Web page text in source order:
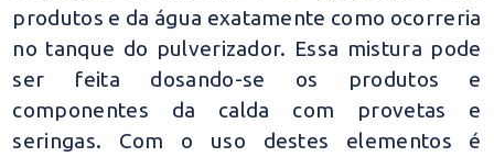
produtos e da água exatamente como ocorreria
no tanque do pulverizador. Essa mistura pode
ser feita dosando-se os produtos e
componentes da calda com provetas e
seringas. Com o uso destes elementos é